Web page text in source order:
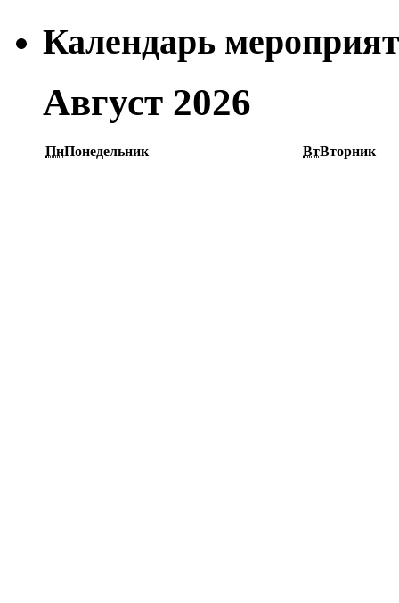
Календарь
Август 2026
ПнПонедельник ВтВторник